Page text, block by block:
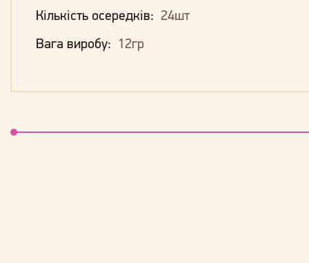
Кількість осередків: 24шт
Вага виробу: 12гр